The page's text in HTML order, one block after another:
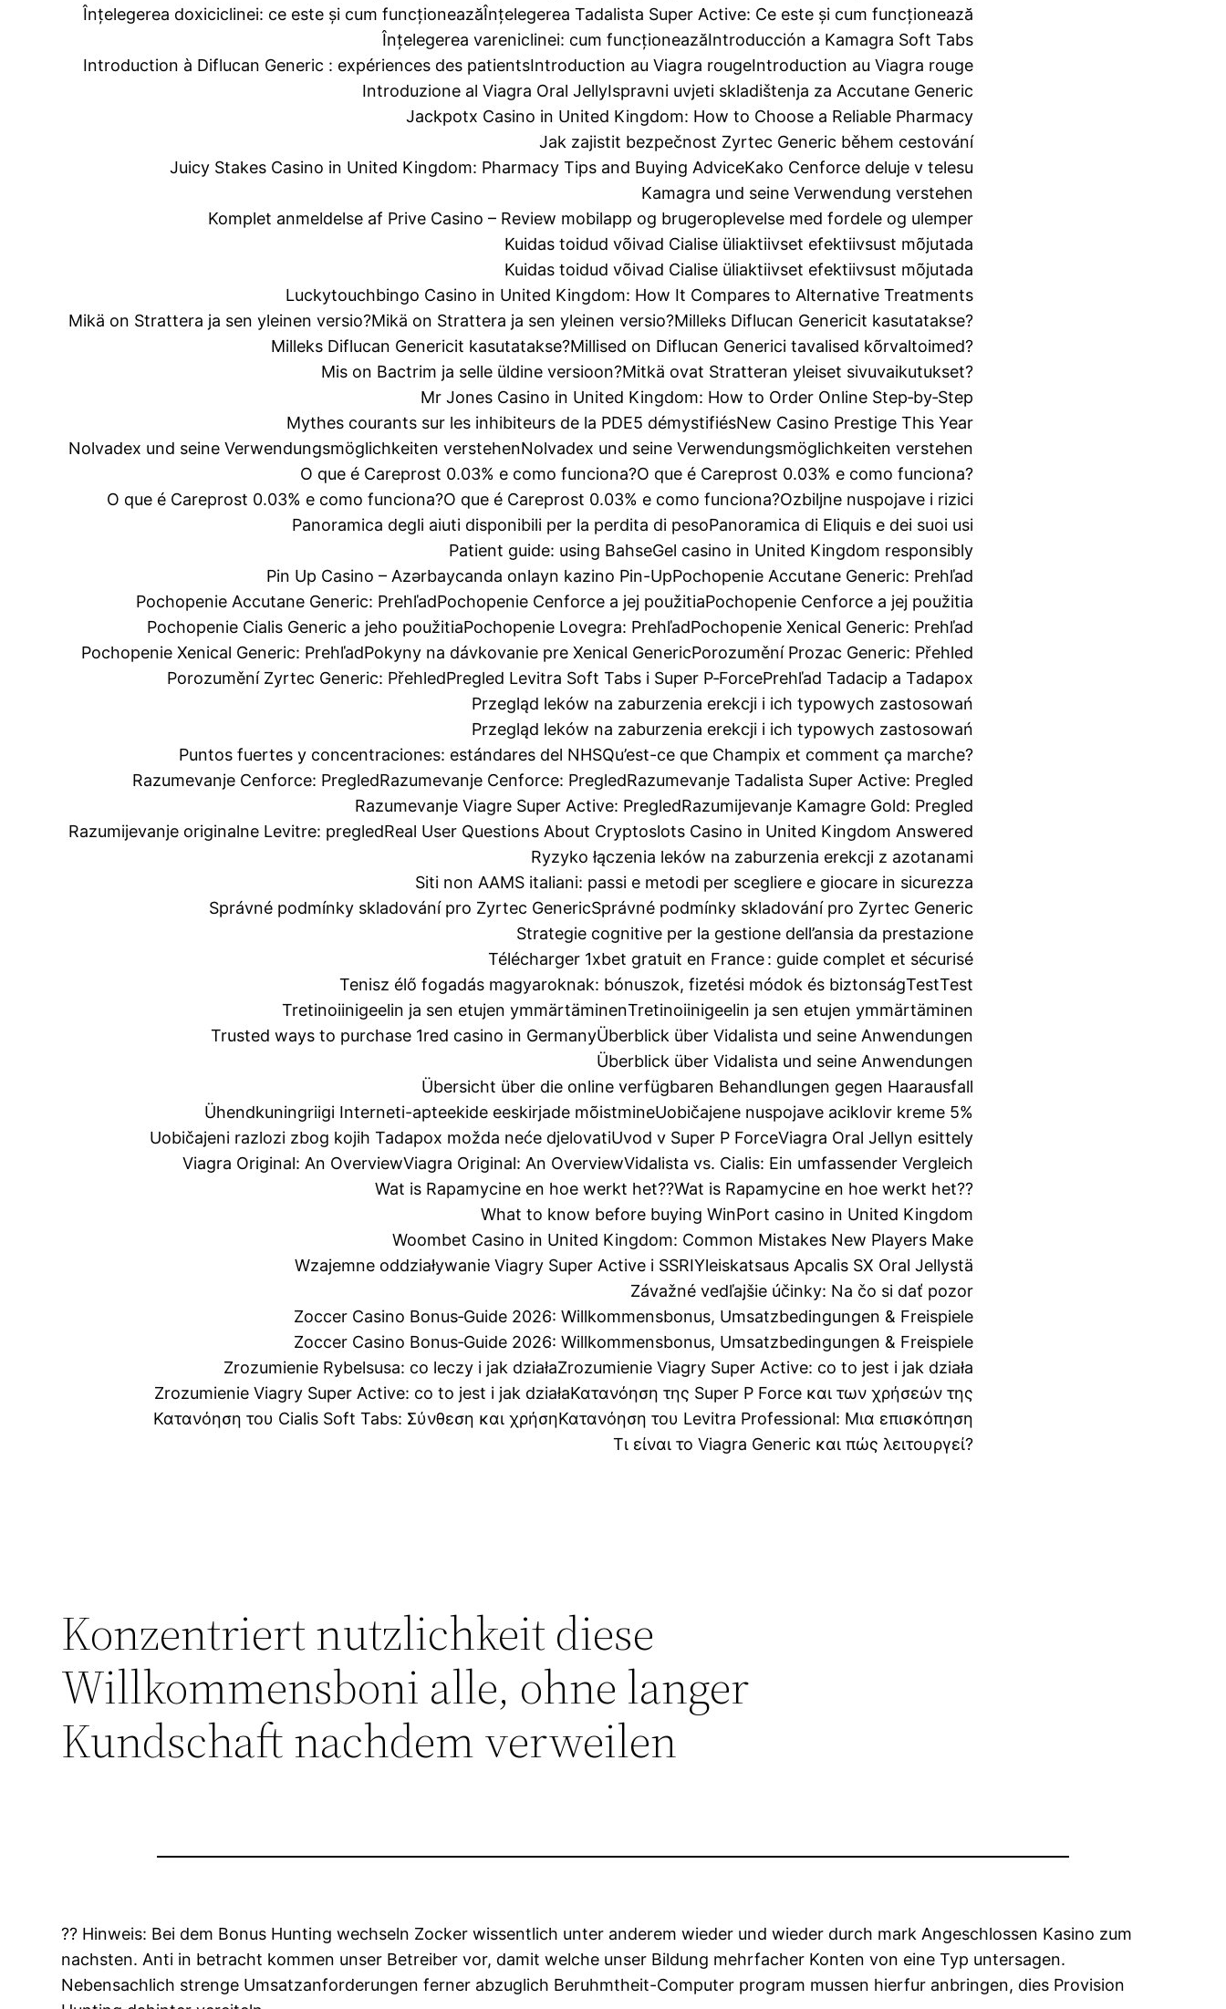
Înțelegerea doxiciclinei: ce este și cum funcționeazăÎnțelegerea Tadalista Super Active: Ce este și cum funcționează
Înțelegerea vareniclinei: cum funcționeazăIntroducción a Kamagra Soft Tabs
Introduction à Diflucan Generic : expériences des patientsIntroduction au Viagra rougeIntroduction au Viagra rouge
Introduzione al Viagra Oral JellyIspravni uvjeti skladištenja za Accutane Generic
Jackpotx Casino in United Kingdom: How to Choose a Reliable Pharmacy
Jak zajistit bezpečnost Zyrtec Generic během cestování
Juicy Stakes Casino in United Kingdom: Pharmacy Tips and Buying AdviceKako Cenforce deluje v telesu
Kamagra und seine Verwendung verstehen
Komplet anmeldelse af Prive Casino – Review mobilapp og brugeroplevelse med fordele og ulemper
Kuidas toidud võivad Cialise üliaktiivset efektiivsust mõjutada
Kuidas toidud võivad Cialise üliaktiivset efektiivsust mõjutada
Luckytouchbingo Casino in United Kingdom: How It Compares to Alternative Treatments
Mikä on Strattera ja sen yleinen versio?Mikä on Strattera ja sen yleinen versio?Milleks Diflucan Genericit kasutatakse?
Milleks Diflucan Genericit kasutatakse?Millised on Diflucan Generici tavalised kõrvaltoimed?
Mis on Bactrim ja selle üldine versioon?Mitkä ovat Stratteran yleiset sivuvaikutukset?
Mr Jones Casino in United Kingdom: How to Order Online Step‑by‑Step
Mythes courants sur les inhibiteurs de la PDE5 démystifiésNew Casino Prestige This Year
Nolvadex und seine Verwendungsmöglichkeiten verstehenNolvadex und seine Verwendungsmöglichkeiten verstehen
O que é Careprost 0.03% e como funciona?O que é Careprost 0.03% e como funciona?
O que é Careprost 0.03% e como funciona?O que é Careprost 0.03% e como funciona?Ozbiljne nuspojave i rizici
Panoramica degli aiuti disponibili per la perdita di pesoPanoramica di Eliquis e dei suoi usi
Patient guide: using BahseGel casino in United Kingdom responsibly
Pin Up Casino – Azərbaycanda onlayn kazino Pin-UpPochopenie Accutane Generic: Prehľad
Pochopenie Accutane Generic: PrehľadPochopenie Cenforce a jej použitiaPochopenie Cenforce a jej použitia
Pochopenie Cialis Generic a jeho použitiaPochopenie Lovegra: PrehľadPochopenie Xenical Generic: Prehľad
Pochopenie Xenical Generic: PrehľadPokyny na dávkovanie pre Xenical GenericPorozumění Prozac Generic: Přehled
Porozumění Zyrtec Generic: PřehledPregled Levitra Soft Tabs i Super P‑ForcePrehľad Tadacip a Tadapox
Przegląd leków na zaburzenia erekcji i ich typowych zastosowań
Przegląd leków na zaburzenia erekcji i ich typowych zastosowań
Puntos fuertes y concentraciones: estándares del NHSQu’est-ce que Champix et comment ça marche?
Razumevanje Cenforce: PregledRazumevanje Cenforce: PregledRazumevanje Tadalista Super Active: Pregled
Razumevanje Viagre Super Active: PregledRazumijevanje Kamagre Gold: Pregled
Razumijevanje originalne Levitre: pregledReal User Questions About Cryptoslots Casino in United Kingdom Answered
Ryzyko łączenia leków na zaburzenia erekcji z azotanami
Siti non AAMS italiani: passi e metodi per scegliere e giocare in sicurezza
Správné podmínky skladování pro Zyrtec GenericSprávné podmínky skladování pro Zyrtec Generic
Strategie cognitive per la gestione dell’ansia da prestazione
Télécharger 1xbet gratuit en France : guide complet et sécurisé
Tenisz élő fogadás magyaroknak: bónuszok, fizetési módok és biztonságTestTest
Tretinoiinigeelin ja sen etujen ymmärtäminenTretinoiinigeelin ja sen etujen ymmärtäminen
Trusted ways to purchase 1red casino in GermanyÜberblick über Vidalista und seine Anwendungen
Überblick über Vidalista und seine Anwendungen
Übersicht über die online verfügbaren Behandlungen gegen Haarausfall
Ühendkuningriigi Interneti-apteekide eeskirjade mõistmineUobičajene nuspojave aciklovir kreme 5%
Uobičajeni razlozi zbog kojih Tadapox možda neće djelovatiUvod v Super P ForceViagra Oral Jellyn esittely
Viagra Original: An OverviewViagra Original: An OverviewVidalista vs. Cialis: Ein umfassender Vergleich
Wat is Rapamycine en hoe werkt het??Wat is Rapamycine en hoe werkt het??
What to know before buying WinPort casino in United Kingdom
Woombet Casino in United Kingdom: Common Mistakes New Players Make
Wzajemne oddziaływanie Viagry Super Active i SSRIYleiskatsaus Apcalis SX Oral Jellystä
Závažné vedľajšie účinky: Na čo si dať pozor
Zoccer Casino Bonus‑Guide 2026: Willkommensbonus, Umsatzbedingungen & Freispiele
Zoccer Casino Bonus‑Guide 2026: Willkommensbonus, Umsatzbedingungen & Freispiele
Zrozumienie Rybelsusa: co leczy i jak działaZrozumienie Viagry Super Active: co to jest i jak działa
Zrozumienie Viagry Super Active: co to jest i jak działaΚατανόηση της Super P Force και των χρήσεών της
Κατανόηση του Cialis Soft Tabs: Σύνθεση και χρήσηΚατανόηση του Levitra Professional: Μια επισκόπηση
Τι είναι το Viagra Generic και πώς λειτουργεί?
Konzentriert nutzlichkeit diese
Willkommensboni alle, ohne langer
Kundschaft nachdem verweilen
?? Hinweis: Bei dem Bonus Hunting wechseln Zocker wissentlich unter anderem wieder und wieder durch mark Angeschlossen Kasino zum
nachsten. Anti in betracht kommen unser Betreiber vor, damit welche unser Bildung mehrfacher Konten von eine Typ untersagen.
Nebensachlich strenge Umsatzanforderungen ferner abzuglich Beruhmtheit-Computer program mussen hierfur anbringen, dies Provision